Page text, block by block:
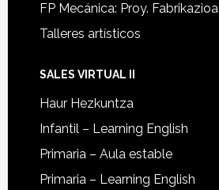
FP Mecánica: Proy. Fabrikazioa
Talleres artísticos
SALES VIRTUAL II
Haur Hezkuntza
Infantil – Learning English
Primaria – Aula estable
Primaria – Learning English